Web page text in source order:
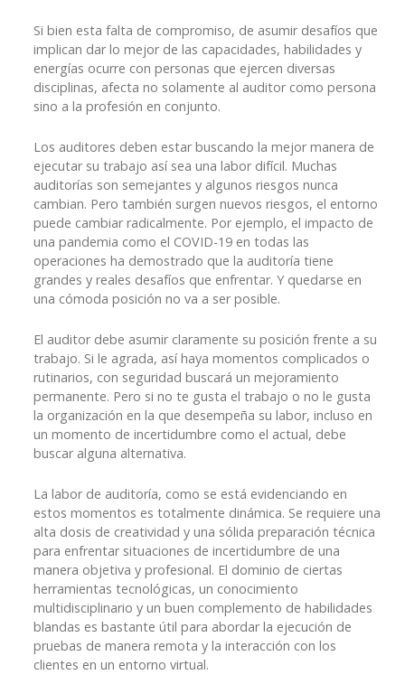
Si bien esta falta de compromiso, de asumir desafíos que
implican dar lo mejor de las capacidades, habilidades y
energías ocurre con personas que ejercen diversas
disciplinas, afecta no solamente al auditor como persona
sino a la profesión en conjunto.
Los auditores deben estar buscando la mejor manera de
ejecutar su trabajo así sea una labor difícil. Muchas
auditorías son semejantes y algunos riesgos nunca
cambian. Pero también surgen nuevos riesgos, el entorno
puede cambiar radicalmente. Por ejemplo, el impacto de
una pandemia como el COVID-19 en todas las
operaciones ha demostrado que la auditoría tiene
grandes y reales desafíos que enfrentar. Y quedarse en
una cómoda posición no va a ser posible.
El auditor debe asumir claramente su posición frente a su
trabajo. Si le agrada, así haya momentos complicados o
rutinarios, con seguridad buscará un mejoramiento
permanente. Pero si no te gusta el trabajo o no le gusta
la organización en la que desempeña su labor, incluso en
un momento de incertidumbre como el actual, debe
buscar alguna alternativa.
La labor de auditoría, como se está evidenciando en
estos momentos es totalmente dinámica. Se requiere una
alta dosis de creatividad y una sólida preparación técnica
para enfrentar situaciones de incertidumbre de una
manera objetiva y profesional. El dominio de ciertas
herramientas tecnológicas, un conocimiento
multidisciplinario y un buen complemento de habilidades
blandas es bastante útil para abordar la ejecución de
pruebas de manera remota y la interacción con los
clientes en un entorno virtual.